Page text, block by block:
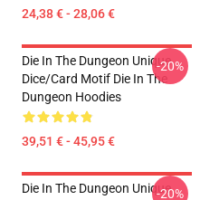
24,38 € - 28,06 €
Die In The Dungeon Unique
Dice/Card Motif Die In The
Dungeon Hoodies
39,51 € - 45,95 €
-20%
Die In The Dungeon Unique-20%